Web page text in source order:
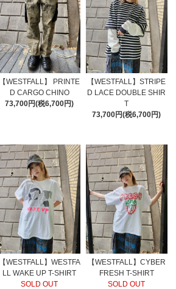
【WESTFALL】 PRINTE
D CARGO CHINO
73,700円(税6,700円)
【WESTFALL】STRIPE
D LACE DOUBLE SHIR
T
73,700円(税6,700円)
【WESTFALL】WESTFA
LL WAKE UP T-SHIRT
SOLD OUT
【WESTFALL】CYBER
FRESH T-SHIRT
SOLD OUT